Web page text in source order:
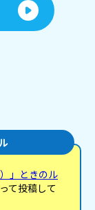
」ときのル
て投稿して